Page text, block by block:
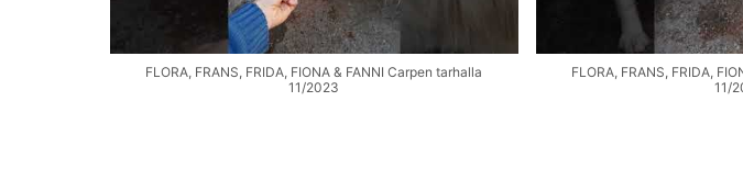
FLORA, FRANS, FRIDA, FIONA & FANNI Carpen tarhalla
11/2023
FLORA, FRANS, FRIDA,
11/